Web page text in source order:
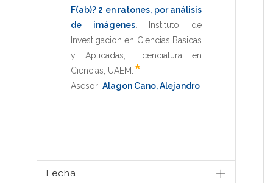
F(ab)? 2 en ratones, por análisis
de imágenes.
Instituto de
Investigacion en Ciencias Basicas
y Aplicadas
Licenciatura en
Ciencias UAEM *
Asesor: Alagon Cano, Alejandro
Fecha